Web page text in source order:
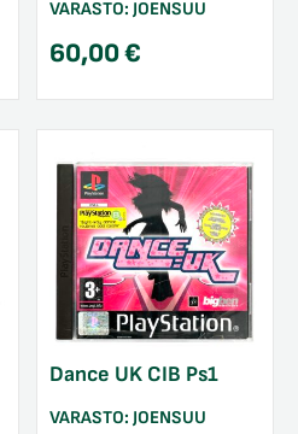
VARASTO: JOENSUU
60,00€
Dance UK CIB Ps1
VARASTO: JOENSUU